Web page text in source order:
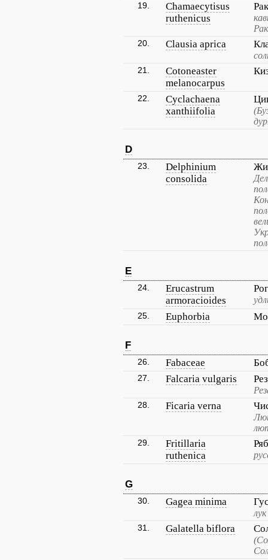
19.
Chamaecytisus
ruthenicus
20. Clausia aprica
21.
Cotoneaster
melanocarpus
22.
Cyclachaena
xanthiifolia
D
23.
Delphinium
consolida
E
24.
Erucastrum
armoracioides
25. Euphorbia
F
26. Fabaceae
27. Falcaria vulgaris
28. Ficaria verna
29.
Fritillaria
ruthenica
G
30. Gagea minima
31. Galatella biflora